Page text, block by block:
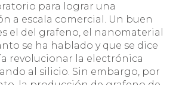
para lograr una
a escala comercial. Un buen
el del grafeno, el nanomaterial
se ha hablado y que se dice
revolucionar la electrónica
al silicio. Sin embargo, por